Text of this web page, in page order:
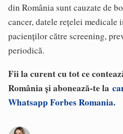
din România sunt cauzate de
cancer, datele rețelei medicale
pacienților către screening,
periodică.
Fii la curent cu tot ce
România și abonează-te la
Whatsapp Forbes Romania.